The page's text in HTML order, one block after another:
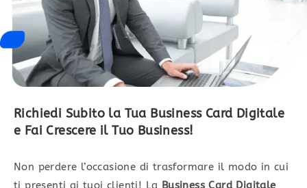
Richiedi Subito la Tua Business Card Digitale
e Fai Crescere il Tuo Business!
Non perdere l’occasione di trasformare il modo in cui